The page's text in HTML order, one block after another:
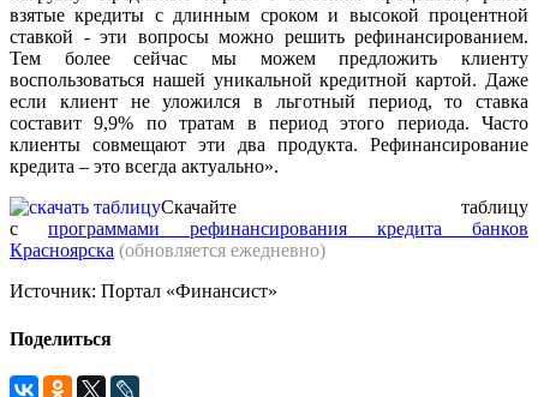
взятые кредиты с длинным сроком и высокой процентной
ставкой - эти вопросы можно решить рефинансированием.
Тем более сейчас мы можем предложить клиенту
воспользоваться нашей уникальной кредитной картой. Даже
если клиент не уложился в льготный период, то ставка
составит 9,9% по тратам в период этого периода. Часто
клиенты совмещают эти два продукта. Рефинансирование
кредита – это всегда актуально».
Скачайте таблицу
с программами рефинансирования кредита банков
Красноярска (обновляется ежедневно)
Источник: Портал «Финансист»
Поделиться